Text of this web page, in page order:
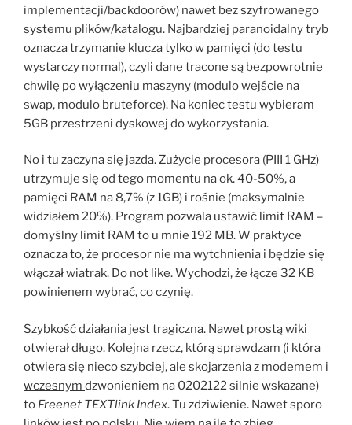
implementacji/backdoorów) nawet bez szyfrowanego
systemu plików/katalogu. Najbardziej paranoidalny tryb
oznacza trzymanie klucza tylko w pamięci (do testu
wystarczy normal), czyli dane tracone są bezpowrotnie
chwilę po wyłączeniu maszyny (modulo wejście na
swap, modulo bruteforce). Na koniec testu wybieram
5GB przestrzeni dyskowej do wykorzystania.
No i tu zaczyna się jazda. Zużycie procesora (PIII 1 GHz)
utrzymuje się od tego momentu na ok. 40-50%, a
pamięci RAM na 8,7% (z 1GB) i rośnie (maksymalnie
widziałem 20%). Program pozwala ustawić limit RAM –
domyślny limit RAM to u mnie 192 MB. W praktyce
oznacza to, że procesor nie ma wytchnienia i będzie się
włączał wiatrak. Do not like. Wychodzi, że łącze 32 KB
powinienem wybrać, co czynię.
Szybkość działania jest tragiczna. Nawet prostą wiki
otwierał długo. Kolejna rzecz, którą sprawdzam (i która
otwiera się nieco szybciej, ale skojarzenia z modemem i
wczesnym dzwonieniem na 0202122 silnie wskazane)
to Freenet TEXTlink Index. Tu zdziwienie. Nawet sporo